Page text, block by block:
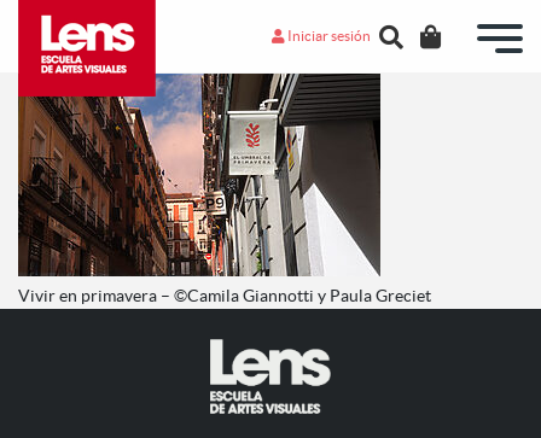
Iniciar sesión
Vivir en primavera – ©Camila Giannotti y Paula Greciet